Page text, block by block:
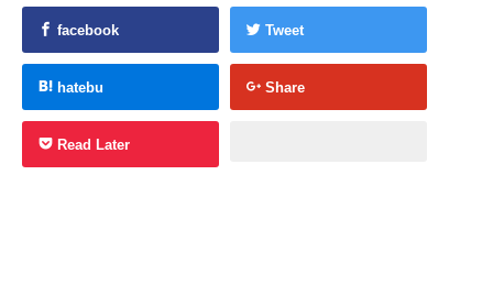
facebook Tweet
hatebu Share
Read Later